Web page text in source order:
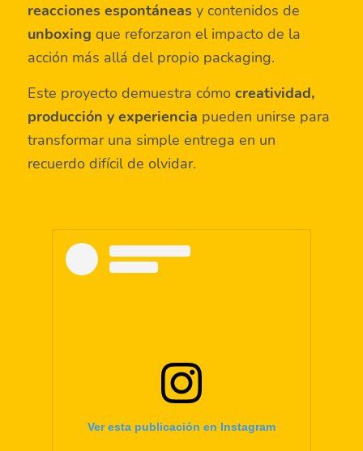
reacciones espontáneas y contenidos de
unboxing que reforzaron el impacto de la
acción más allá del propio packaging.
Este proyecto demuestra cómo creatividad,
producción y experiencia pueden unirse para
transformar una simple entrega en un
recuerdo difícil de olvidar.
Ver esta publicación en Instagram